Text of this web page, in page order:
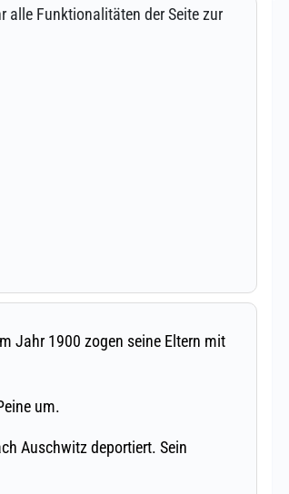
alle Funktionalitäten der Seite zur